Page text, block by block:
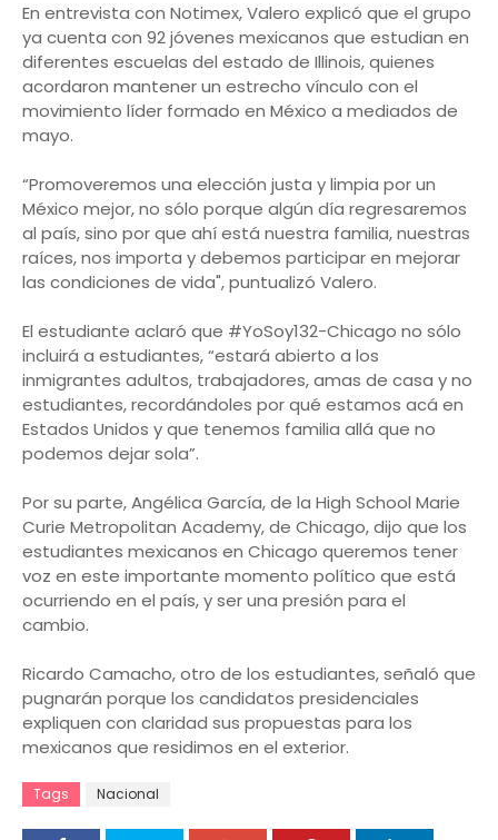
En entrevista con Notimex, Valero explicó que el grupo
ya cuenta con 92 jóvenes mexicanos que estudian en
diferentes escuelas del estado de Illinois, quienes
acordaron mantener un estrecho vínculo con el
movimiento líder formado en México a mediados de
mayo.
“Promoveremos una elección justa y limpia por un
México mejor, no sólo porque algún día regresaremos
al país, sino por que ahí está nuestra familia, nuestras
raíces, nos importa y debemos participar en mejorar
las condiciones de vida", puntualizó Valero.
El estudiante aclaró que #YoSoy132-Chicago no sólo
incluirá a estudiantes, “estará abierto a los
inmigrantes adultos, trabajadores, amas de casa y no
estudiantes, recordándoles por qué estamos acá en
Estados Unidos y que tenemos familia allá que no
podemos dejar sola”.
Por su parte, Angélica García, de la High School Marie
Curie Metropolitan Academy, de Chicago, dijo que los
estudiantes mexicanos en Chicago queremos tener
voz en este importante momento político que está
ocurriendo en el país, y ser una presión para el
cambio.
Ricardo Camacho, otro de los estudiantes, señaló que
pugnarán porque los candidatos presidenciales
expliquen con claridad sus propuestas para los
mexicanos que residimos en el exterior.
Tags Nacional